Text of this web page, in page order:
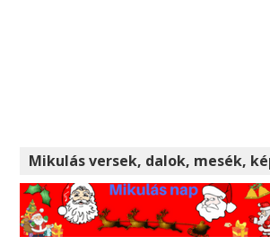
Mikulás versek, dalok, mesék,